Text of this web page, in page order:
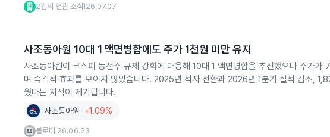
2건의 연관 소식 26.07.07
사조동아원 10대 1 액면병합에도 주가 1천원 미만 유지
사조동아원이 코스피 동전주 규제 강화에 대응해 10대 1 액면병합을 추진했으나 주가가
며 즉각적 효과를 보이지 않았습니다. 2025년 적자 전환과 2026년 1분기 실적 감소,
웠다는 지적이 제기됩니다.
사조동아원 +1.09%
블로터 26.06.23